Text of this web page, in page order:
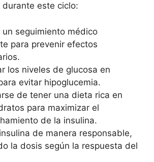
este ciclo:
un seguimiento médico
para prevenir efectos
los niveles de glucosa en
evitar hipoglucemia.
de tener una dieta rica en
para maximizar el
de la insulina.
de manera responsable,
la dosis según la respuesta del